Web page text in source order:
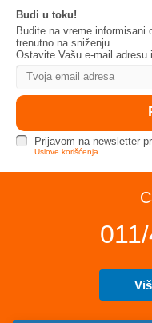
Budi u toku!
Budite na vreme informisani
trenutno na sniženju.
Ostavite Vašu e-mail
Prijavom na newsletter
Uslove korišćenja